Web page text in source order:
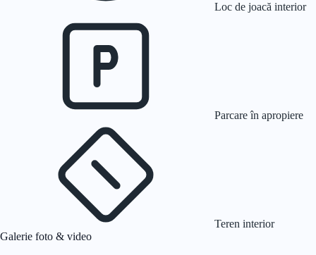
Loc de joacă interior
Parcare în apropiere
Teren interior
Galerie foto & video